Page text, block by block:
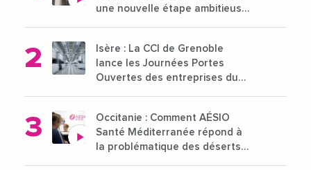
une nouvelle étape ambitieuse
Isère : La CCI de Grenoble
lance les Journées Portes
Ouvertes des entreprises du
Occitanie : Comment AÉSIO
Santé Méditerranée répond à
la problématique des déserts